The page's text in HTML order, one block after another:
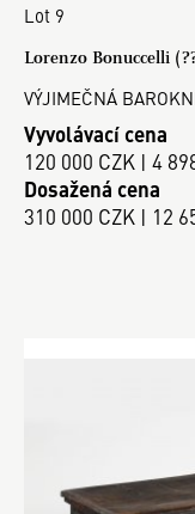
Lot 9
Lorenzo Bonuccelli
VÝJIMEČNÁ
Vyvolávací cena
120 000 CZK | 4
Dosažená cena
310 000 CZK | 12